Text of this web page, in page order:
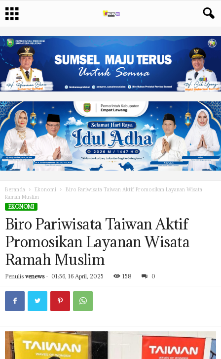
Beranda Ekonomi
Biro Pariwisata Taiwan Aktif Promosikan Layanan Wisata
Ramah Muslim
EKONOMI
Biro Pariwisata Taiwan Aktif
Promosikan Layanan Wisata
Ramah Muslim
Penulis venews- 01:56, 16 April, 2025 158 0